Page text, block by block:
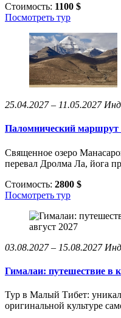
Стоимость: 1100 $
Посмотреть тур
25.04.2027 – 11.05.2027
Паломнический маршрут
Священное озеро
перевал Дролма Ла, йога
Стоимость: 2800 $
Посмотреть тур
03.08.2027 – 15.08.2027
Гималаи: путешествие в
Тур в Малый Тибет:
оригинальной культуре